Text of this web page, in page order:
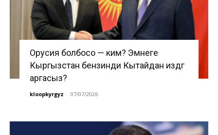
Орусия болбосо — ким? Эмнеге
Кыргызстан бензинди Кытайдан издөөгө
аргасыз?
kloopkyrgyz - 07/07/2026